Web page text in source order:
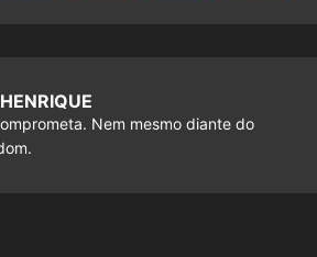
Nem mesmo diante do